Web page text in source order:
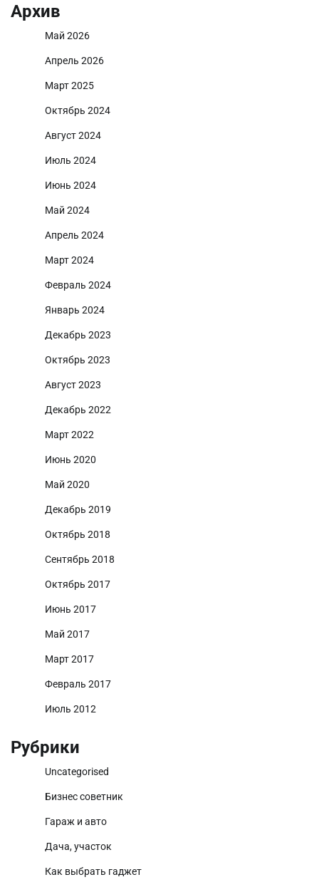
Архив
Май 2026
Апрель 2026
Март 2025
Октябрь 2024
Август 2024
Июль 2024
Июнь 2024
Май 2024
Апрель 2024
Март 2024
Февраль 2024
Январь 2024
Декабрь 2023
Октябрь 2023
Август 2023
Декабрь 2022
Март 2022
Июнь 2020
Май 2020
Декабрь 2019
Октябрь 2018
Сентябрь 2018
Октябрь 2017
Июнь 2017
Май 2017
Март 2017
Февраль 2017
Июль 2012
Рубрики
Uncategorised
Бизнес советник
Гараж и авто
Дача, участок
Как выбрать гаджет